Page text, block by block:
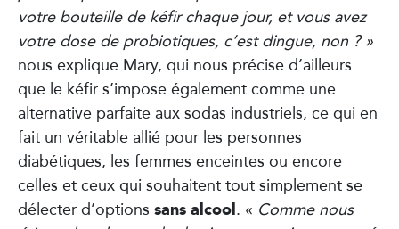
votre bouteille de kéfir chaque jour, et vous avez
votre dose de probiotiques, c’est dingue, non ? »
nous explique Mary, qui nous précise d’ailleurs
que le kéfir s’impose également comme une
alternative parfaite aux sodas industriels, ce qui en
fait un véritable allié pour les personnes
diabétiques, les femmes enceintes ou encore
celles et ceux qui souhaitent tout simplement se
délecter d’options sans alcool. « Comme nous